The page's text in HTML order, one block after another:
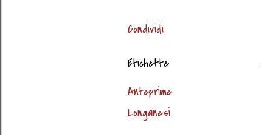
Condividi
Etichette
Anteprime
Longanesi